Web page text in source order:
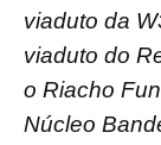
viaduto da
viaduto do
o Riacho
Núcleo